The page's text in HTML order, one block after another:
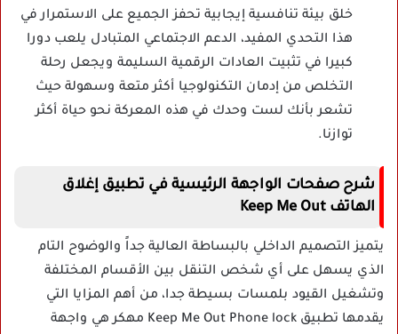
خلق بيئة تنافسية إيجابية تحفز الجميع على الاستمرار في
هذا التحدي المفيد، الدعم الاجتماعي المتبادل يلعب دورا
كبيرا في تثبيت العادات الرقمية السليمة ويجعل رحلة
التخلص من إدمان التكنولوجيا أكثر متعة وسهولة حيث
تشعر بأنك لست وحدك في هذه المعركة نحو حياة أكثر
توازنا.
شرح صفحات الواجهة الرئيسية في تطبيق إغلاق
الهاتف Keep Me Out
يتميز التصميم الداخلي بالبساطة العالية جداً والوضوح التام
الذي يسهل على أي شخص التنقل بين الأقسام المختلفة
وتشغيل القيود بلمسات بسيطة جدا، من أهم المزايا التي
يقدمها تطبيق Keep Me Out Phone lock مهكر هي واجهة